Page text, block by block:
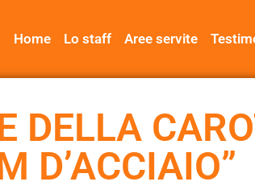
Home Lo staff Aree servite
DELLA
D’ACCIAIO”